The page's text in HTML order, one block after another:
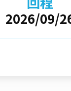
2026/09/